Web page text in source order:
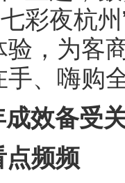
七彩夜杭
，为客
、嗨购
效备受
点频频